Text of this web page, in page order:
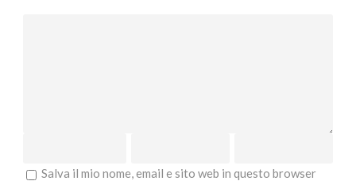
Salva il mio nome, email e sito web in questo browser